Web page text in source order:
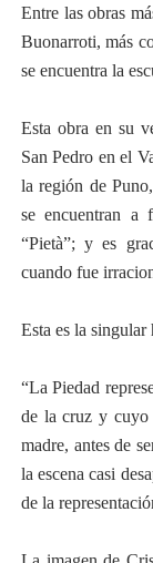
Entre las obras
Buonarroti, más
se encuentra la
Esta obra en su
San Pedro en el
la región de
se encuentran a
“Pietà”; y es
cuando fue
Esta es la singular
“La Piedad
de la cruz y cuyo
madre, antes de
la escena casi
de la